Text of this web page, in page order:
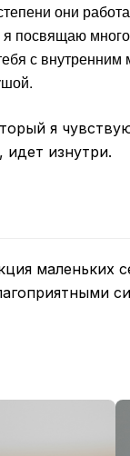
они
я посвящаю
с внутренним
я
идет изнутри.
маленьких